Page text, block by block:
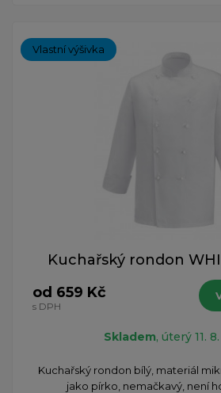
Vlastní výšivka
Kuchařský rondon
od 659 Kč
s DPH
Skladem, úterý 11.
Kuchařský rondon bílý, materiál
jako pírko, nemačkavý, není